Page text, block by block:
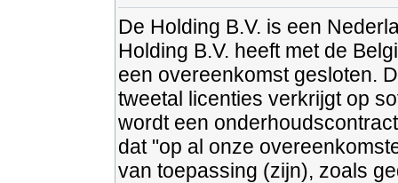
De Holding B.V. is een
Holding B.V. heeft met de
een overeenkomst gesloten.
tweetal licenties verkrijgt op
wordt een
dat "op al onze
van toepassing (zijn), zoals